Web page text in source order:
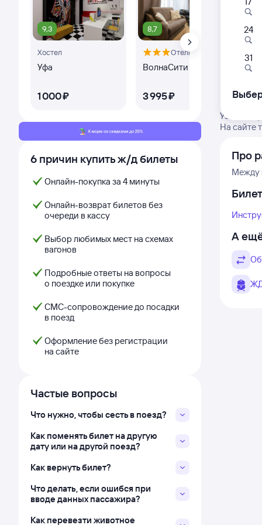
9,3
Хостел
Уфа
1 ⁠000 ⁠₽
8,7
Отель
ВолнаСити
3 ⁠995 ⁠₽
9,3
8
6 причин купить ж/д билеты
Онлайн-покупка за 4 минуты
Онлайн-возврат билетов без
очереди в кассу
Выбор любимых мест на схемах
вагонов
Подробные ответы на вопросы
о поездке или покупке
СМС-сопровождение до посадки
в поезд
Оформление без регистрации
на сайте
Частые вопросы
Что нужно, чтобы сесть в поезд?
Как поменять билет на другую
дату или на другой поезд?
Как вернуть билет?
Что делать, если ошибся при
вводе данных пассажира?
Как перевезти животное
Узнайте
На сайте
Про
Между
А
24
31